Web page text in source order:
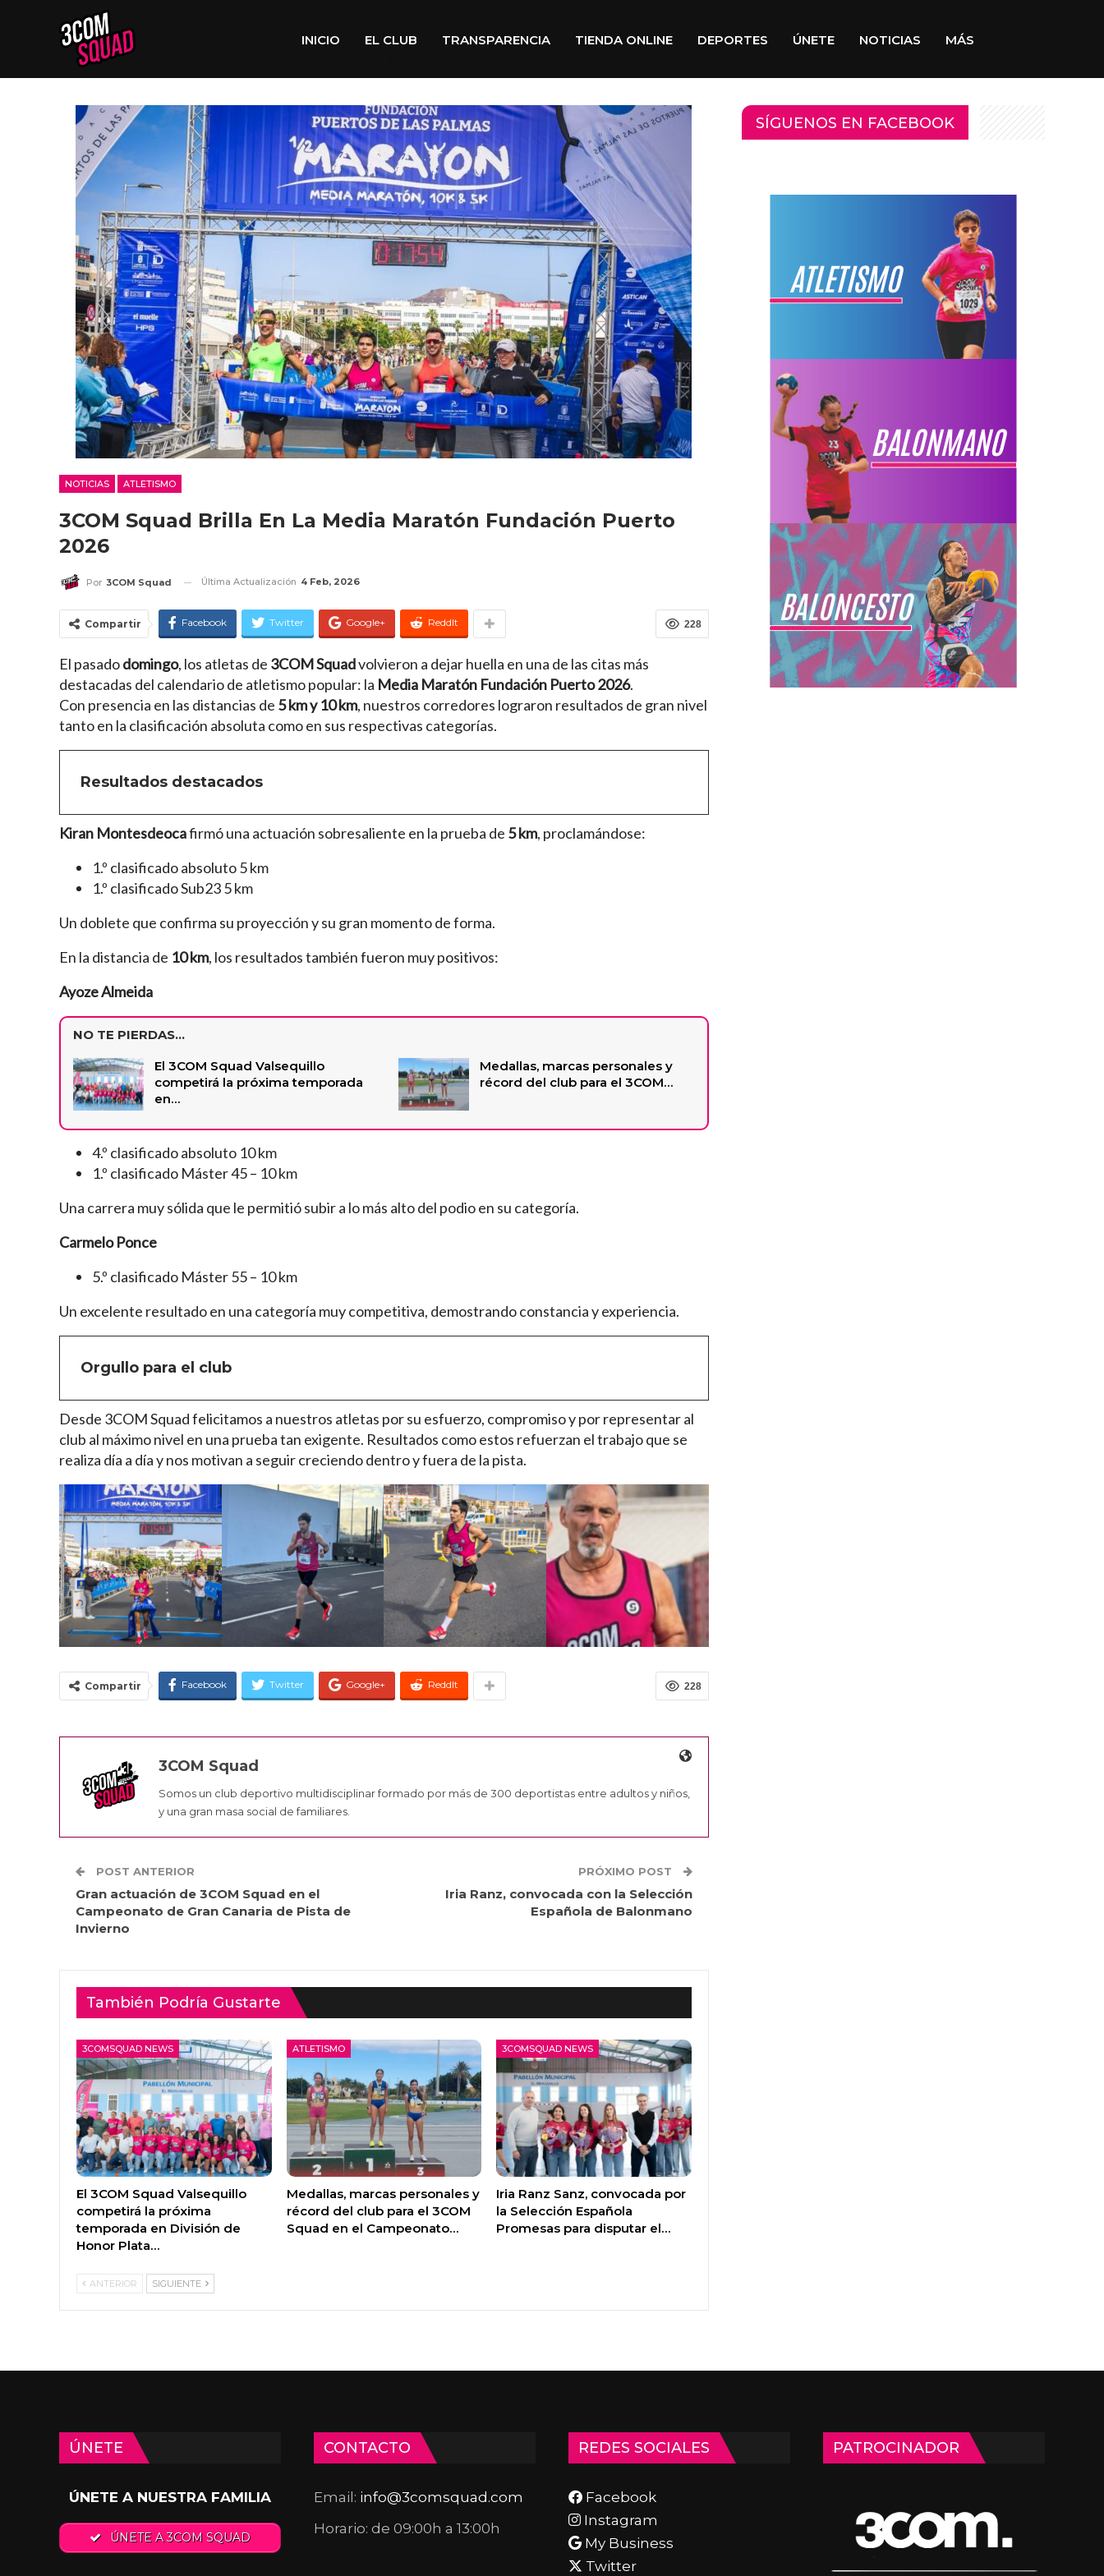
INICIO EL CLUB TRANSPARENCIA TIENDA ONLINE DEPORTES ÚNETE NOTICIAS MÁS
NOTICIAS ATLETISMO
3COM Squad Brilla En La Media Maratón Fundación Puerto
2026
Por 3COM Squad Última Actualización 4 Feb, 2026
228
Compartir Facebook Twitter Google+ ReddIt
El pasadodomingo, los atletas de 3COM Squadvolvieron a dejar huella en una de las citas más
destacadas del calendario de atletismo popular: la Media Maratón Fundación Puerto 2026.
Con presencia en las distancias de 5 km y 10 km, nuestros corredores lograron resultados de gran nivel
tanto en la clasificación absoluta como en sus respectivas categorías.
Resultados destacados
Kiran Montesdeocafirmó una actuación sobresaliente en la prueba de 5 km, proclamándose:
1.º clasificado absoluto 5 km
1.º clasificado Sub23 5 km
Un doblete que confirma su proyección y su gran momento de forma.
En la distancia de 10 km, los resultados también fueron muy positivos:
Ayoze Almeida
NO TE PIERDAS...
El 3COM Squad Valsequillo
competirá la próxima temporada
en…
Medallas, marcas personales y
récord del club para el 3COM…
4.º clasificado absoluto 10 km
1.º clasificado Máster 45 – 10 km
Una carrera muy sólida que le permitió subir a lo más alto del podio en su categoría.
Carmelo Ponce
5.º clasificado Máster 55 – 10 km
Un excelente resultado en una categoría muy competitiva, demostrando constancia y experiencia.
Orgullo para el club
Desde 3COM Squad felicitamos a nuestros atletas por su esfuerzo, compromiso y por representar al
club al máximo nivel en una prueba tan exigente. Resultados como estos refuerzan el trabajo que se
realiza día a día y nos motivan a seguir creciendo dentro y fuera de la pista.
228
Compartir Facebook Twitter Google+ ReddIt
3COM Squad
Somos un club deportivo multidisciplinar formado por más de 300 deportistas entre adultos y niños,
y una gran masa social de familiares.
POST ANTERIOR
Gran actuación de 3COM Squad en el
Campeonato de Gran Canaria de Pista de
Invierno
PRÓXIMO POST
Iria Ranz, convocada con la Selección
Española de Balonmano
También Podría Gustarte
3COMSQUAD NEWS
El 3COM Squad Valsequillo
competirá la próxima
temporada en División de
Honor Plata…
ATLETISMO
Medallas, marcas personales y
récord del club para el 3COM
Squad en el Campeonato…
3COMSQUAD NEWS
Iria Ranz Sanz, convocada por
la Selección Española
Promesas para disputar el…
ANTERIOR SIGUIENTE
SÍGUENOS EN FACEBOOK
ÚNETE
ÚNETE A NUESTRA FAMILIA
ÚNETE A 3COM SQUAD
CONTACTO
Email: info@3comsquad.com
Horario: de 09:00h a 13:00h
REDES SOCIALES
Facebook
Instagram
My Business
Twitter
PATROCINADOR